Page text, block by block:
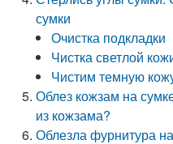
сумки
Очистка подкладки
Чистка светлой
Чистим темную
Облез кожзам на
из кожзама?
Облезла фурнитура